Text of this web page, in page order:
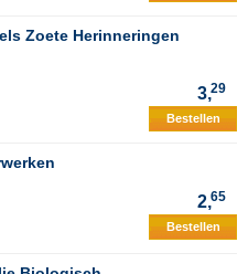
Zoete Herinneringen
3,29
Bestellen
2,65
Bestellen